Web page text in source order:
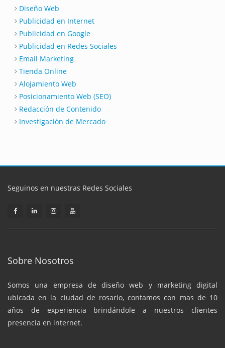
Diseño Web
Publicidad en Internet
Publicidad en Google
Publicidad en Redes Sociales
Email Marketing
Tienda Online
Alojamiento Web
Posicionamiento Web (SEO)
Redacción de Contenido
Investigación de Mercado
Seguinos en nuestras Redes Sociales
Sobre Nosotros
Somos una empresa de diseño web y marketing digital
ubicada en la ciudad de rosario, contamos con mas de 10
años de experiencia brindándole a nuestros clientes
presencia en internet.